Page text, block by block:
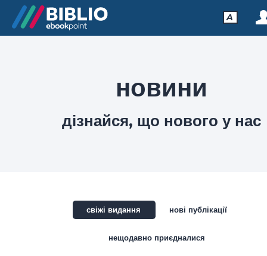
A
новини
дізнайся, що нового у нас
свіжі видання нові публікації
нещодавно приєдналися